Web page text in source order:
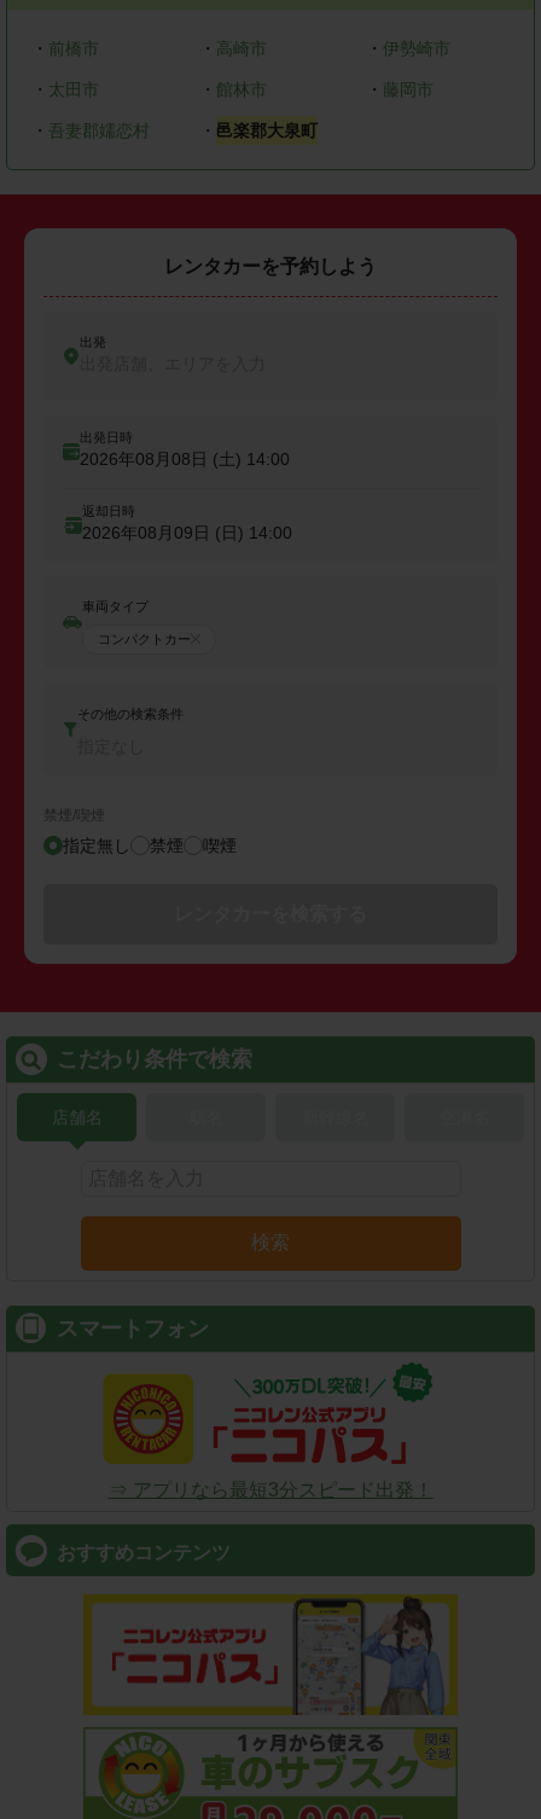
・ 前橋市 ・ 高崎市 ・ 伊勢崎市
・ 太田市 ・ 館林市 ・ 藤岡市
・ 吾妻郡嬬恋村 ・ 邑楽郡大泉町
レンタカーを予約しよう
出発
出発日時
2026年08月08日 (土) 14:00
返却日時
2026年08月09日 (日) 14:00
車両タイプ
コンパクトカー
その他の検索条件
禁煙/喫煙
指定無し 禁煙 喫煙
こだわり条件で検索
店舗名
検索
スマートフォン
⇒ アプリなら最短3分スピード出発！
おすすめコンテンツ